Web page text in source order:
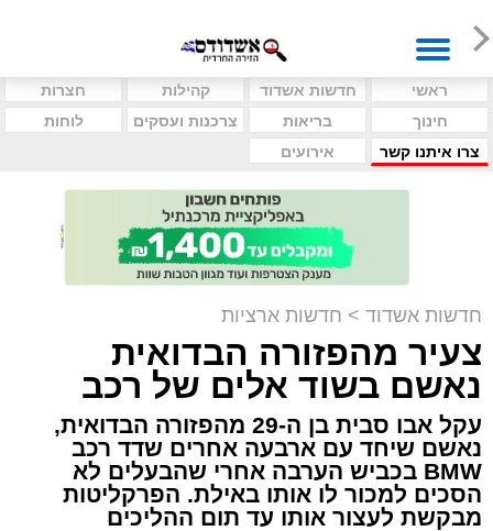
ראשי חדשות אשדוד קהילות
חצרות
חינוך
בריאות צרכנות ועסקים
לוחות
צרו איתנו קשר
אירועים
חדשות אשדוד > חדשות ארציות
צעיר מהפזורה הבדואית
נאשם בשוד אלים של רכב
עקל אבו סבית בן ה-29 מהפזורה הבדואית,
נאשם שיחד עם ארבעה אחרים שדד רכב
BMW בכביש הערבה אחרי שהבעלים לא
הסכים למכור לו אותו באילת. הפרקליטות
מבקשת לעצור אותו עד תום ההליכים